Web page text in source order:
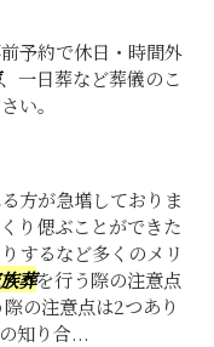
予約で休日・時間外
、一日葬など葬儀のこ
い。
方が急増しておりま
り偲ぶことができた
するなど多くのメリ
葬を行う際の注意点
の注意点は2つあり
知り合...